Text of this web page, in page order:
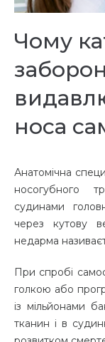
Чому
носа
Анатомічна
носогубного
судинами
через кутову
недарма
При спробі
голкою або
із мільйонами
тканин і в